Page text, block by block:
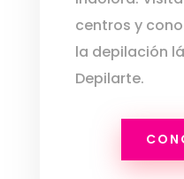
centros y
la depilación
Depilarte.